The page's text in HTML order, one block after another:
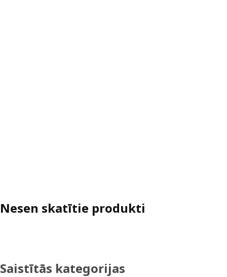
Nesen skatītie produkti
Saistītās kategorijas